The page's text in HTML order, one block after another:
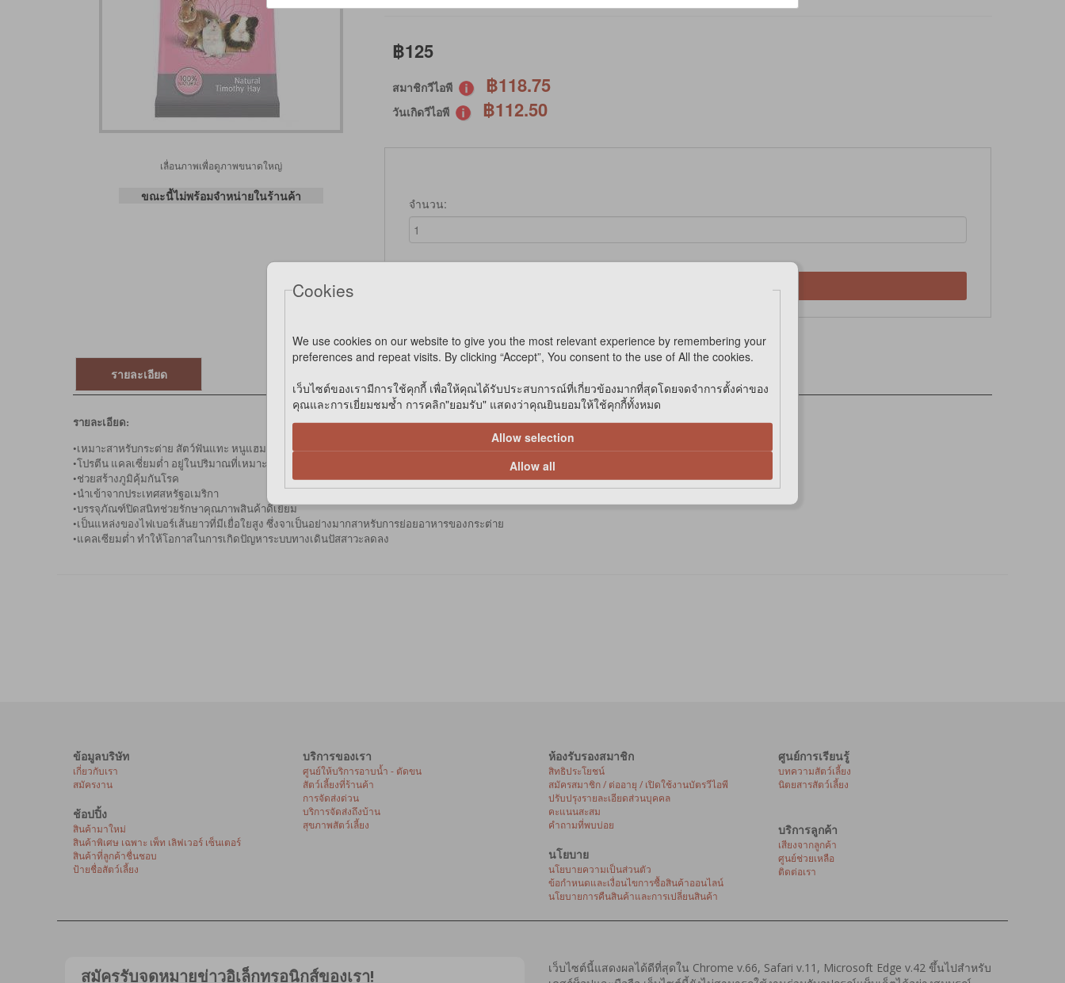
เลื่อนภาพเพื่อดูภาพขนาดใหญ่
ขณะนี้ไม่พร้อมจำหน่ายในร้านค้า
฿125
สมาชิกวีไอพี ฿118.75
วันเกิดวีไอพี ฿112.50
จำนวน:
รายละเอียด
รายละเอียด:
•เหมาะสาหรับกระต่าย สัตว์ฟันแทะ หนูแฮมสเตอร์ อายุตั้งแต่ 6เดือน ขึ้นไปสามารถกินได้ตลอดทั้งวัน
•โปรตีน แคลเซี่ยมต่ำ อยู่ในปริมาณที่เหมาะสมต่อความต้องการของกระต่าย
หรือหนูแกสบี้ที่โตแล้ว
•ช่วยสร้างภูมิคุ้มกันโรค
•นำเข้าจากประเทศสหรัฐอเมริกา
•บรรจุภัณฑ์ปิดสนิทช่วยรักษาคุณภาพสินค้าดีเยี่ยม
•เป็นแหล่งของไฟเบอร์เส้นยาวที่มีเยื่อใยสูง ซึ่งจาเป็นอย่างมากสาหรับการย่อยอาหารของกระต่าย
•แคลเซียมต่ำ ทำให้โอกาสในการเกิดปัญหาระบบทางเดินปัสสาวะลดลง
ข้อมูลบริษัท
เกี่ยวกับเรา
สมัครงาน
ช้อปปิ้ง
สินค้ามาใหม่
สินค้าพิเศษ เฉพาะ เพ็ท เลิฟเวอร์ เซ็นเตอร์
สินค้าที่ลูกค้าชื่นชอบ
ป้ายชื่อสัตว์เลี้ยง
บริการของเรา
ศูนย์ให้บริการอาบน้ำ - ตัดขน
สัตว์เลี้ยงที่ร้านค้า
การจัดส่งด่วน
บริการจัดส่งถึงบ้าน
สุขภาพสัตว์เลี้ยง
ห้องรับรองสมาชิก
สิทธิประโยชน์
สมัครสมาชิก / ต่ออายุ / เปิดใช้งานบัตรวีไอพี
ปรับปรุงรายละเอียดส่วนบุคคล
คะแนนสะสม
คำถามที่พบบ่อย
นโยบาย
นโยบายความเป็นส่วนตัว
ข้อกำหนดและเงื่อนไขการซื้อสินค้าออนไลน์
นโยบายการคืนสินค้าและการเปลี่ยนสินค้า
ศูนย์การเรียนรู้
บทความสัตว์เลี้ยง
นิตยสารสัตว์เลี้ยง
บริการลูกค้า
เสียงจากลูกค้า
ศูนย์ช่วยเหลือ
ติดต่อเรา
สมัครรับจดหมายข่าวอิเล็กทรอนิกส์ของเรา!
เว็บไซต์นี้แสดงผลได้ดีที่สุดใน Chrome v.66, Safari v.11, Microsoft Edge v.42 ขึ้นไปสำหรับ
Cookies
We use cookies on our website to give you the most relevant experience by remembering your
preferences and repeat visits. By clicking “Accept”, You consent to the use of All the cookies.
เว็บไซต์ของเรามีการใช้คุกกี้ เพื่อให้คุณได้รับประสบการณ์ที่เกี่ยวข้องมากที่สุดโดยจดจำการตั้งค่าของ
คุณและการเยี่ยมชมซ้ำ การคลิก"ยอมรับ" แสดงว่าคุณยินยอมให้ใช้คุกกี้ทั้งหมด
Allow selection
Allow all